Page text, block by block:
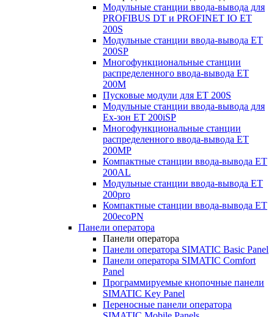
Модульные станции ввода-вывода для
PROFIBUS DT и PROFINET IO ET
200S
Модульные станции ввода-вывода ET
200SP
Многофункциональные станции
распределенного ввода-вывода ET
200M
Пусковые модули для ET 200S
Модульные станции ввода-вывода для
Ex-зон ET 200iSP
Многофункциональные станции
распределенного ввода-вывода ET
200MP
Компактные станции ввода-вывода ET
200AL
Модульные станции ввода-вывода ET
200pro
Компактные станции ввода-вывода ET
200ecoPN
Панели оператора
Панели оператора
Панели оператора SIMATIC Basic Panel
Панели оператора SIMATIC Comfort
Panel
Программируемые кнопочные панели
SIMATIC Key Panel
Переносные панели оператора